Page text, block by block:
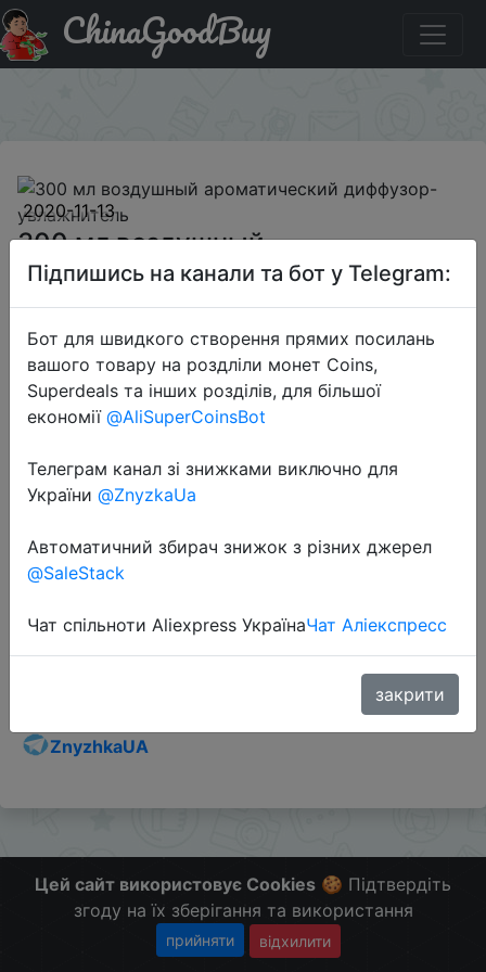
Промокод на знижку BGAHUMDT 300 мл воздушный
ароматический диффузор-увлажнитель
ChinaGoodBuy
2020-11-13
300 мл воздушный
ароматический диффузор-
увлажнитель
$7.99
Промокод:"BGAHUMDT"
Слідкуйте за знижками на мобільному, в телеграм
ZnyzhkaUA
Цей сайт використовує Cookies 🍪 Підтвердіть
згоду на їх зберігання та використання
прийняти відхилити
Підпишись на канали та бот у Telegram:
Бот для швидкого створення прямих посилань
вашого товару на роздліли монет Coins,
Superdeals та інших розділів, для більшої
економії @AliSuperCoinsBot
Телеграм канал зі знижками виключно для
України @ZnyzkaUa
Автоматичний збирач знижок з різних джерел
@SaleStack
Чат спільноти Aliexpress УкраїнаЧат Аліекспресс
закрити